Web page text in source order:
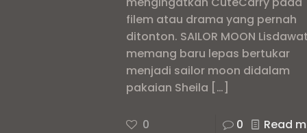
filem atau drama yang pernah
ditonton. SAILOR MOON
memang baru lepas bertukar
menjadi sailor moon didalam
pakaian Sheila […]
0 0 Read